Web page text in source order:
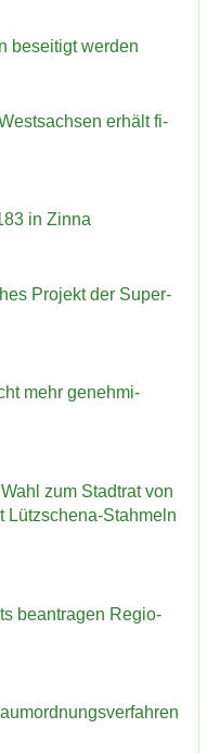
be­sei­tigt wer­den
er­hält fi­
in Zinna
Pro­jekt der Su­per­
mehr ge­neh­mi­
zum Stadt­rat von
Lützschena-​Stahmeln
be­an­tra­gen Re­gio­